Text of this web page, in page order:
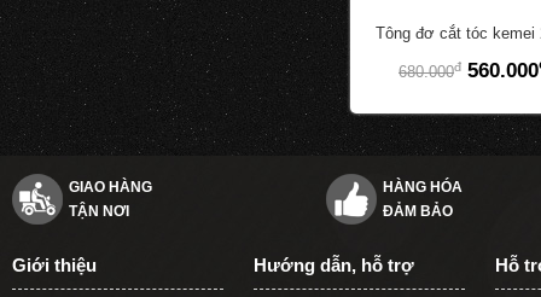
Tông đơ cắt tóc kemei
680.000đ 560.000
GIAO HÀNG
TẬN NƠI
HÀNG HÓA
ĐẢM BẢO
Giới thiệu Hướng dẫn, hỗ trợ Hỗ